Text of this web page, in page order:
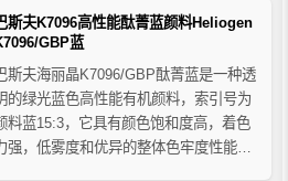
斯夫K7096高性能酞菁蓝颜料Heliogen
GBP蓝
斯夫海丽晶K7096/GBP酞菁蓝是一种透
的绿光蓝色高性能有机颜料，索引号为
料蓝15:3，它具有颜色饱和度高，着色
强，低雾度和优异的整体色牢度性能，